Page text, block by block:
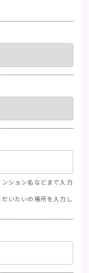
ション名などまで入力
いたいの場所を入力し